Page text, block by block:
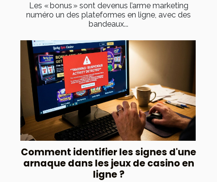
Les « bonus » sont devenus l’arme marketing
numéro un des plateformes en ligne, avec des
bandeaux...
Comment identifier les signes d'une
arnaque dans les jeux de casino en
ligne ?